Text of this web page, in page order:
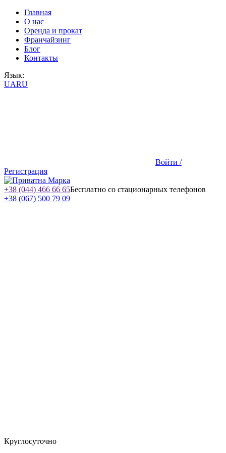
Главная
О нас
Оренда и прокат
Франчайзинг
Блог
Контакты
Язык:
UARU
Войти /
Регистрация
+38 (044) 466 66 65Бесплатно со стационарных телефонов
+38 (067) 500 79 09
Круглосуточно